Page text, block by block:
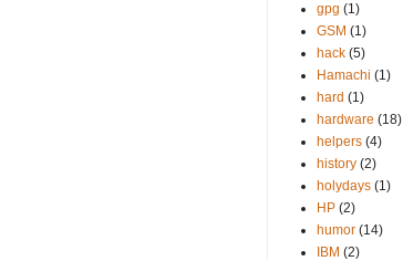
gpg (1)
GSM (1)
hack (5)
Hamachi (1)
hard (1)
hardware (18)
helpers (4)
history (2)
holydays (1)
HP (2)
humor (14)
IBM (2)